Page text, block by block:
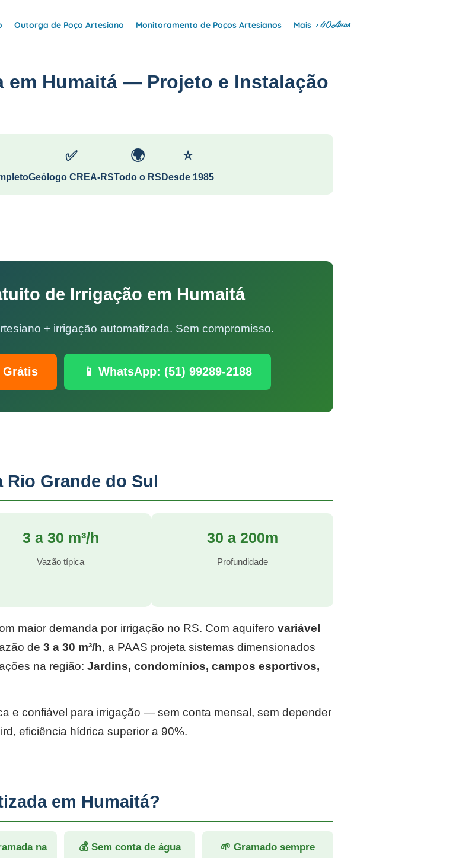
Outorga de Poço Artesiano Monitoramento de Poços Artesianos Mais +40Anos
em Humaitá — Projeto e Instalação
✅
Geólogo CREA-RS
🌍
Todo o RS
⭐
Desde 1985
de Irrigação em Humaitá
+ irrigação automatizada. Sem compromisso.
Grátis 📱 WhatsApp: (51) 99289-2188
Rio Grande do Sul
3 a 30 m³/h
Vazão típica
30 a 200m
Profundidade
maior demanda por irrigação no RS. Com aquífero variável
de 3 a 30 m³/h, a PAAS projeta sistemas dimensionados
na região: Jardins, condomínios, campos esportivos,
e confiável para irrigação — sem conta mensal, sem depender
eficiência hídrica superior a 90%.
em Humaitá?
na
💰 Sem conta de água
🌱 Gramado sempre